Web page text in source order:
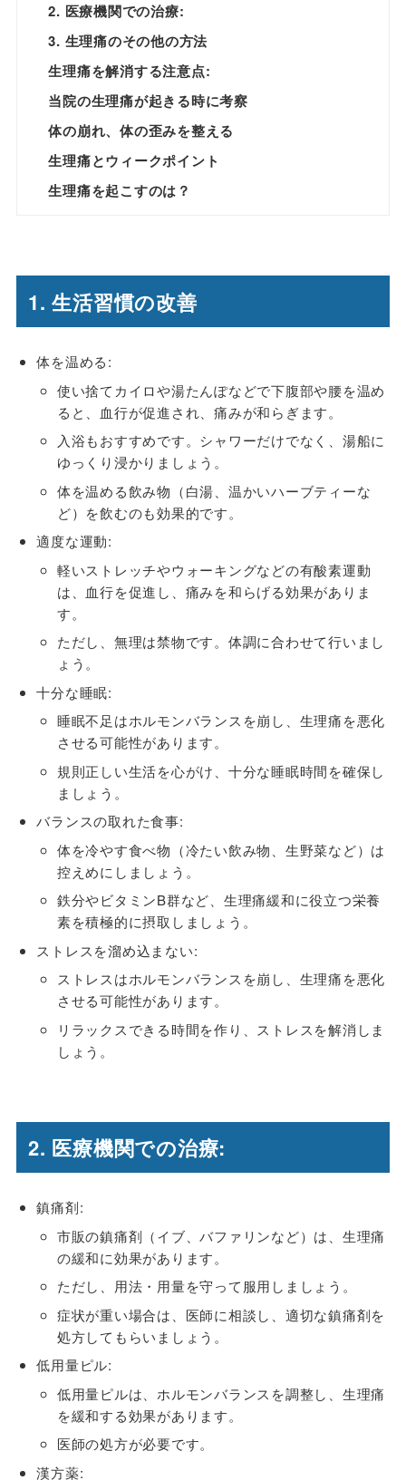
2. 医療機関での治療:
3. 生理痛のその他の方法
生理痛を解消する注意点:
当院の生理痛が起きる時に考察
体の崩れ、体の歪みを整える
生理痛とウィークポイント
生理痛を起こすのは？
1. 生活習慣の改善
体を温める:
使い捨てカイロや湯たんぽなどで下腹部や腰を温め
ると、血行が促進され、痛みが和らぎます。
入浴もおすすめです。シャワーだけでなく、湯船に
ゆっくり浸かりましょう。
体を温める飲み物（白湯、温かいハーブティーな
ど）を飲むのも効果的です。
適度な運動:
軽いストレッチやウォーキングなどの有酸素運動
は、血行を促進し、痛みを和らげる効果がありま
す。
ただし、無理は禁物です。体調に合わせて行いまし
ょう。
十分な睡眠:
睡眠不足はホルモンバランスを崩し、生理痛を悪化
させる可能性があります。
規則正しい生活を心がけ、十分な睡眠時間を確保し
ましょう。
バランスの取れた食事:
体を冷やす食べ物（冷たい飲み物、生野菜など）は
控えめにしましょう。
鉄分やビタミンB群など、生理痛緩和に役立つ栄養
素を積極的に摂取しましょう。
ストレスを溜め込まない:
ストレスはホルモンバランスを崩し、生理痛を悪化
させる可能性があります。
リラックスできる時間を作り、ストレスを解消しま
しょう。
2. 医療機関での治療:
鎮痛剤:
市販の鎮痛剤（イブ、バファリンなど）は、生理痛
の緩和に効果があります。
ただし、用法・用量を守って服用しましょう。
症状が重い場合は、医師に相談し、適切な鎮痛剤を
処方してもらいましょう。
低用量ピル:
低用量ピルは、ホルモンバランスを調整し、生理痛
を緩和する効果があります。
医師の処方が必要です。
漢方薬: